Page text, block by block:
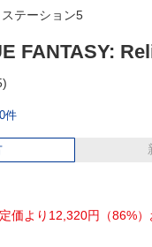
テーション5
FANTASY:
0件
定価より12,320円（86%）